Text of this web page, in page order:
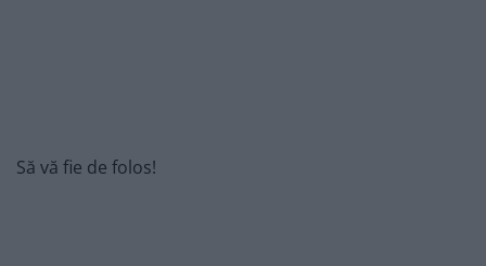
Să vă fie de folos!